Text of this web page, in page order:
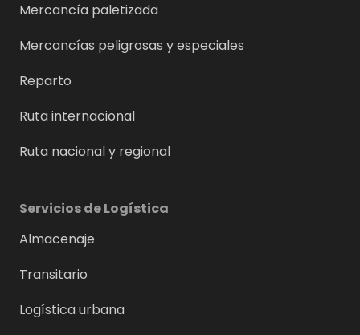
Mercancía paletizada
Mercancías peligrosas y especiales
Reparto
Ruta internacional
Ruta nacional y regional
Servicios de Logística
Almacenaje
Transitario
Logística urbana